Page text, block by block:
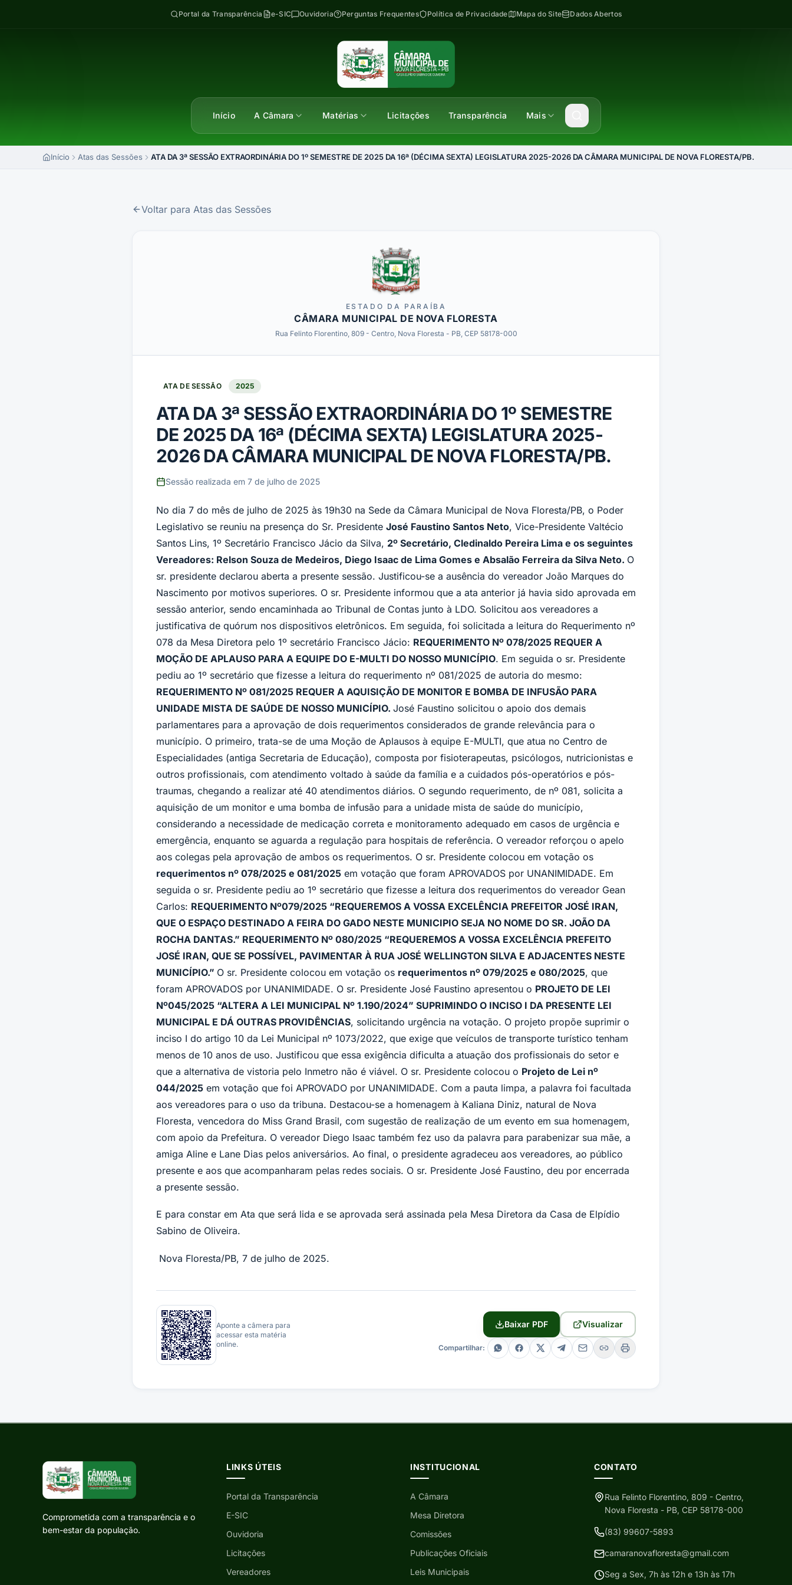
Portal da Transparência e-SIC Ouvidoria Perguntas Frequentes Política de Privacidade Mapa do Site Dados Abertos
Início A Câmara Matérias Licitações Transparência Mais
Início Atas das Sessões ATA DA 3ª SESSÃO EXTRAORDINÁRIA DO 1º SEMESTRE DE 2025 DA 16ª (DÉCIMA SEXTA) LEGISLATURA 2025-2026 DA CÂMARA MUNICIPAL DE NOVA FLORESTA/PB.
Voltar para Atas das Sessões
ESTADO DA PARAÍBA
CÂMARA MUNICIPAL DE NOVA FLORESTA
Rua Felinto Florentino, 809 - Centro, Nova Floresta - PB, CEP 58178-000
ATA DE SESSÃO 2025
ATA DA 3ª SESSÃO EXTRAORDINÁRIA DO 1º SEMESTRE
DE 2025 DA 16ª (DÉCIMA SEXTA) LEGISLATURA 2025-
2026 DA CÂMARA MUNICIPAL DE NOVA FLORESTA/PB.
Sessão realizada em 7 de julho de 2025
No dia 7 do mês de julho de 2025 às 19h30 na Sede da Câmara Municipal de Nova Floresta/PB, o Poder
Legislativo se reuniu na presença do Sr. Presidente José Faustino Santos Neto, Vice-Presidente Valtécio
Santos Lins, 1º Secretário Francisco Jácio da Silva, 2º Secretário, Cledinaldo Pereira Lima e os seguintes
Vereadores: Relson Souza de Medeiros, Diego Isaac de Lima Gomes e Absalão Ferreira da Silva Neto. O
sr. presidente declarou aberta a presente sessão. Justificou-se a ausência do vereador João Marques do
Nascimento por motivos superiores. O sr. Presidente informou que a ata anterior já havia sido aprovada em
sessão anterior, sendo encaminhada ao Tribunal de Contas junto à LDO. Solicitou aos vereadores a
justificativa de quórum nos dispositivos eletrônicos. Em seguida, foi solicitada a leitura do Requerimento nº
078 da Mesa Diretora pelo 1º secretário Francisco Jácio: REQUERIMENTO Nº 078/2025 REQUER A
MOÇÃO DE APLAUSO PARA A EQUIPE DO E-MULTI DO NOSSO MUNICÍPIO. Em seguida o sr. Presidente
pediu ao 1º secretário que fizesse a leitura do requerimento nº 081/2025 de autoria do mesmo:
REQUERIMENTO Nº 081/2025 REQUER A AQUISIÇÃO DE MONITOR E BOMBA DE INFUSÃO PARA
UNIDADE MISTA DE SAÚDE DE NOSSO MUNICÍPIO. José Faustino solicitou o apoio dos demais
parlamentares para a aprovação de dois requerimentos considerados de grande relevância para o
município. O primeiro, trata-se de uma Moção de Aplausos à equipe E-MULTI, que atua no Centro de
Especialidades (antiga Secretaria de Educação), composta por fisioterapeutas, psicólogos, nutricionistas e
outros profissionais, com atendimento voltado à saúde da família e a cuidados pós-operatórios e pós-
traumas, chegando a realizar até 40 atendimentos diários. O segundo requerimento, de nº 081, solicita a
aquisição de um monitor e uma bomba de infusão para a unidade mista de saúde do município,
considerando a necessidade de medicação correta e monitoramento adequado em casos de urgência e
emergência, enquanto se aguarda a regulação para hospitais de referência. O vereador reforçou o apelo
aos colegas pela aprovação de ambos os requerimentos. O sr. Presidente colocou em votação os
requerimentos nº 078/2025 e 081/2025 em votação que foram APROVADOS por UNANIMIDADE. Em
seguida o sr. Presidente pediu ao 1º secretário que fizesse a leitura dos requerimentos do vereador Gean
Carlos: REQUERIMENTO Nº079/2025 “REQUEREMOS A VOSSA EXCELÊNCIA PREFEITOR JOSÉ IRAN,
QUE O ESPAÇO DESTINADO A FEIRA DO GADO NESTE MUNICIPIO SEJA NO NOME DO SR. JOÃO DA
ROCHA DANTAS.” REQUERIMENTO Nº 080/2025 “REQUEREMOS A VOSSA EXCELÊNCIA PREFEITO
JOSÉ IRAN, QUE SE POSSÍVEL, PAVIMENTAR À RUA JOSÉ WELLINGTON SILVA E ADJACENTES NESTE
MUNICÍPIO.” O sr. Presidente colocou em votação os requerimentos nº 079/2025 e 080/2025, que
foram APROVADOS por UNANIMIDADE. O sr. Presidente José Faustino apresentou o PROJETO DE LEI
Nº045/2025 “ALTERA A LEI MUNICIPAL Nº 1.190/2024” SUPRIMINDO O INCISO I DA PRESENTE LEI
MUNICIPAL E DÁ OUTRAS PROVIDÊNCIAS, solicitando urgência na votação. O projeto propõe suprimir o
inciso I do artigo 10 da Lei Municipal nº 1073/2022, que exige que veículos de transporte turístico tenham
menos de 10 anos de uso. Justificou que essa exigência dificulta a atuação dos profissionais do setor e
que a alternativa de vistoria pelo Inmetro não é viável. O sr. Presidente colocou o Projeto de Lei nº
044/2025 em votação que foi APROVADO por UNANIMIDADE. Com a pauta limpa, a palavra foi facultada
aos vereadores para o uso da tribuna. Destacou-se a homenagem à Kaliana Diniz, natural de Nova
Floresta, vencedora do Miss Grand Brasil, com sugestão de realização de um evento em sua homenagem,
com apoio da Prefeitura. O vereador Diego Isaac também fez uso da palavra para parabenizar sua mãe, a
amiga Aline e Lane Dias pelos aniversários. Ao final, o presidente agradeceu aos vereadores, ao público
presente e aos que acompanharam pelas redes sociais. O sr. Presidente José Faustino, deu por encerrada
a presente sessão.
E para constar em Ata que será lida e se aprovada será assinada pela Mesa Diretora da Casa de Elpídio
Sabino de Oliveira.
Nova Floresta/PB, 7 de julho de 2025.
Aponte a câmera para
acessar esta matéria
online.
Baixar PDF Visualizar
Compartilhar:
Comprometida com a transparência e o
bem-estar da população.
LINKS ÚTEIS
Portal da Transparência
E-SIC
Ouvidoria
Licitações
Vereadores
INSTITUCIONAL
A Câmara
Mesa Diretora
Comissões
Publicações Oficiais
Leis Municipais
CONTATO
Rua Felinto Florentino, 809 - Centro,
Nova Floresta - PB, CEP 58178-000
(83) 99607-5893
camaranovafloresta@gmail.com
Seg a Sex, 7h às 12h e 13h às 17h